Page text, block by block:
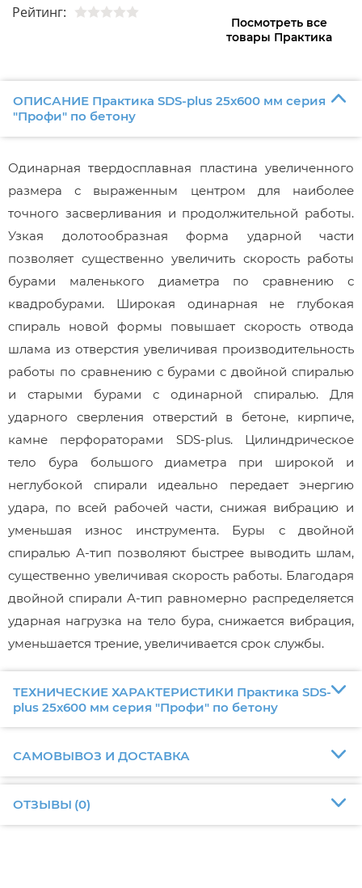
Рейтинг:
Посмотреть все
товары Практика
ОПИСАНИЕ Практика SDS-plus 25х600 мм серия
"Профи" по бетону
Одинарная твердосплавная пластина увеличенного
размера с выраженным центром для наиболее
точного засверливания и продолжительной работы.
Узкая долотообразная форма ударной части
позволяет существенно увеличить скорость работы
бурами маленького диаметра по сравнению с
квадробурами. Широкая одинарная не глубокая
спираль новой формы повышает скорость отвода
шлама из отверстия увеличивая производительность
работы по сравнению с бурами с двойной спиралью
и старыми бурами с одинарной спиралью. Для
ударного сверления отверстий в бетоне, кирпиче,
камне перфораторами SDS-plus. Цилиндрическое
тело бура большого диаметра при широкой и
неглубокой спирали идеально передает энергию
удара, по всей рабочей части, снижая вибрацию и
уменьшая износ инструмента. Буры с двойной
спиралью А-тип позволяют быстрее выводить шлам,
существенно увеличивая скорость работы. Благодаря
двойной спирали А-тип равномерно распределяется
ударная нагрузка на тело бура, снижается вибрация,
уменьшается трение, увеличивается срок службы.
ТЕХНИЧЕСКИЕ ХАРАКТЕРИСТИКИ Практика SDS-
plus 25х600 мм серия "Профи" по бетону
САМОВЫВОЗ И ДОСТАВКА
ОТЗЫВЫ (0)